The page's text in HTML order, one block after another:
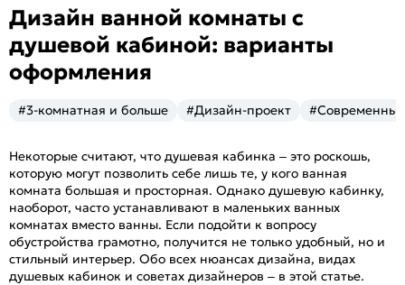
Дизайн ванной комнаты с
душевой кабиной: варианты
оформления
#3-комнатная и больше #Дизайн-проект #Современный
Некоторые считают, что душевая кабинка – это роскошь,
которую могут позволить себе лишь те, у кого ванная
комната большая и просторная. Однако душевую кабинку,
наоборот, часто устанавливают в маленьких ванных
комнатах вместо ванны. Если подойти к вопросу
обустройства грамотно, получится не только удобный, но и
стильный интерьер. Обо всех нюансах дизайна, видах
душевых кабинок и советах дизайнеров – в этой статье.